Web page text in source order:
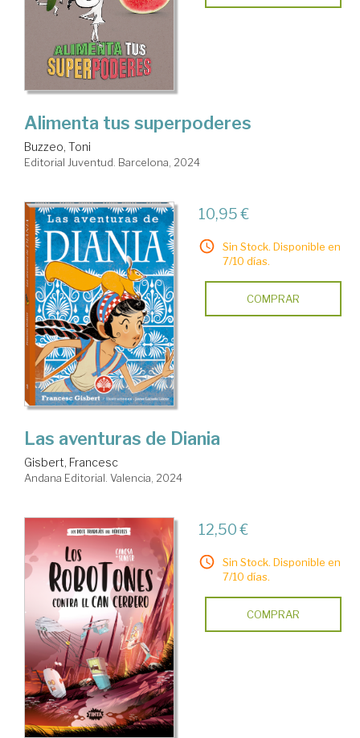
Alimenta tus superpoderes
Buzzeo, Toni
Editorial Juventud. Barcelona, 2024
10,95 €
Sin Stock. Disponible en
7/10 días.
COMPRAR
Las aventuras de Diania
Gisbert, Francesc
Andana Editorial. Valencia, 2024
12,50 €
Sin Stock. Disponible en
7/10 días.
COMPRAR